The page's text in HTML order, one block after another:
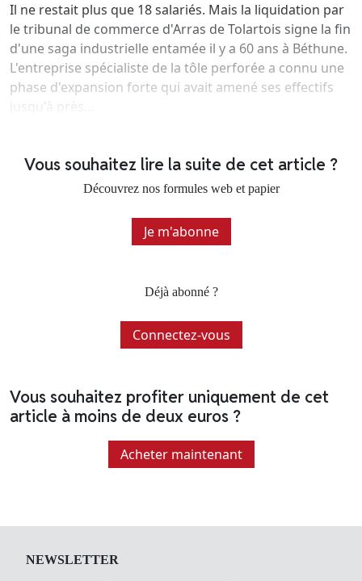
Il ne restait plus que 18 salariés. Mais la liquidation par
le tribunal de commerce d'Arras de Tolartois signe la fin
d'une saga industrielle entamée il y a 60 ans à Béthune.
L'entreprise spécialiste de la tôle perforée a connu une
phase d'expansion forte qui avait amené ses effectifs
jusqu'à près...
Vous souhaitez lire la suite de cet article ?
Découvrez nos formules web et papier
Je m'abonne
Déjà abonné ?
Connectez-vous
Vous souhaitez profiter uniquement de cet
article à moins de deux euros ?
Acheter maintenant
NEWSLETTER